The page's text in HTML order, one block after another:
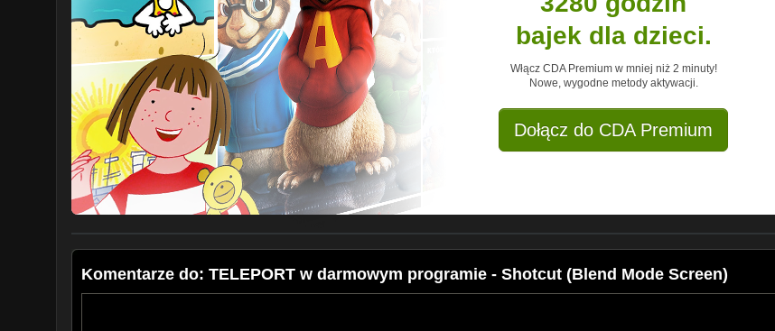
Aparat - Panasonic Lumix GMC-G7K (14-42 kit lens)
Music licensed by Creativ Commons:
Butchers - Silent Partner
City of Jewels - Density & Time
https://www.youtube.com/audiolibrary/music?ar2&nv1
shotcut tutorial montaż jak montować filmy poradnik jak montować darmowy program do edycji
wideo darmowy za darmo free video editing porady free png files pobrać triki hacks pro teleport
przejście screen
bajek dla dzieci.
Włącz CDA Premium w mniej niż 2 minuty!
Nowe, wygodne metody aktywacji.
Dołącz do CDA Premium
Komentarze do: TELEPORT w darmowym programie - Shotcut (Blend Mode Screen)